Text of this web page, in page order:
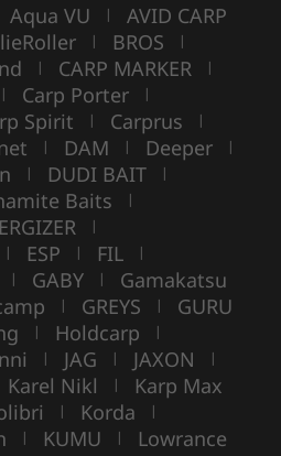
Aqua VU | AVID CARP
| BROS |
| CARP MARKER |
| Carp Porter |
Spirit | Carprus |
| DAM | Deeper |
| DUDI BAIT |
Baits |
|
| ESP | FIL |
| GABY | Gamakatsu
| GREYS | GURU
| Holdcarp |
| JAG | JAXON |
Karel Nikl | Karp Max
| Korda |
| KUMU | Lowrance